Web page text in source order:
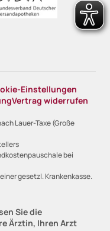
Einstellungen
Vertrag widerrufen
Lauer-Taxe (Große
bei
gesetzl. Krankenkasse.
Sie die
Ärztin, Ihren Arzt